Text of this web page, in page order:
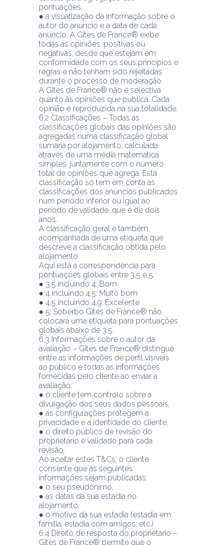
pontuações,
● a visualização da informação sobre o
autor do anúncio e a data de cada
anúncio. A Gîtes de France® exibe
todas as opiniões, positivas ou
negativas, desde que estejam em
conformidade com os seus princípios e
regras e não tenham sido rejeitadas
durante o processo de moderação.
A Gîtes de France® não é selectiva
quanto às opiniões que publica. Cada
opinião é reproduzida na sua totalidade.
6.2 Classificações – Todas as
classificações globais das opiniões são
agregadas numa classificação global
sumária por alojamento, calculada
através de uma média matemática
simples, juntamente com o número
total de opiniões que agrega. Esta
classificação só tem em conta as
classificações dos anúncios publicados
num período inferior ou igual ao
período de validade, que é de dois
anos.
A classificação geral é também
acompanhada de uma etiqueta que
descreve a classificação obtida pelo
alojamento.
Aqui está a correspondência para
pontuações globais entre 3,5 e 5:
● 3,5 incluindo 4: Bom
● 4 incluindo 4,5: Muito bom
● 4,5 incluindo 4,9: Excelente
● 5: Soberbo Gîtes de France® não
colocará uma etiqueta para pontuações
globais abaixo de 3.5.
6.3 Informações sobre o autor da
avaliação – Gîtes de France® distingue
entre as informações de perfil visíveis
ao público e todas as informações
fornecidas pelo cliente ao enviar a
avaliação:
● o cliente tem controlo sobre a
divulgação dos seus dados pessoais,
● as configurações protegem a
privacidade e a identidade do cliente,
● o direito público de revisão do
proprietário é validado para cada
revisão.
Ao aceitar estes T&Cs, o cliente
consente que as seguintes
informações sejam publicadas:
● o seu pseudónimo,
● as datas da sua estadia no
alojamento,
● o motivo da sua estadia (estadia em
família, estadia com amigos, etc.)
6.4 Direito de resposta do proprietário –
Gîtes de France® permite que o